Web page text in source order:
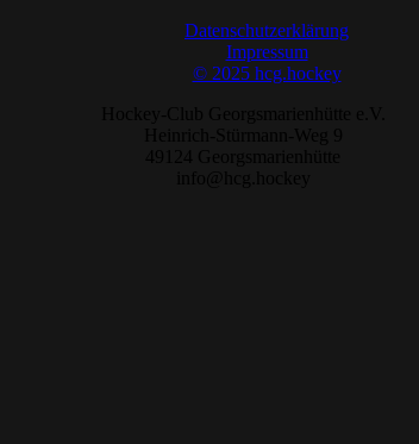
Datenschutzerklärung
Impressum
© 2025 hcg.hockey